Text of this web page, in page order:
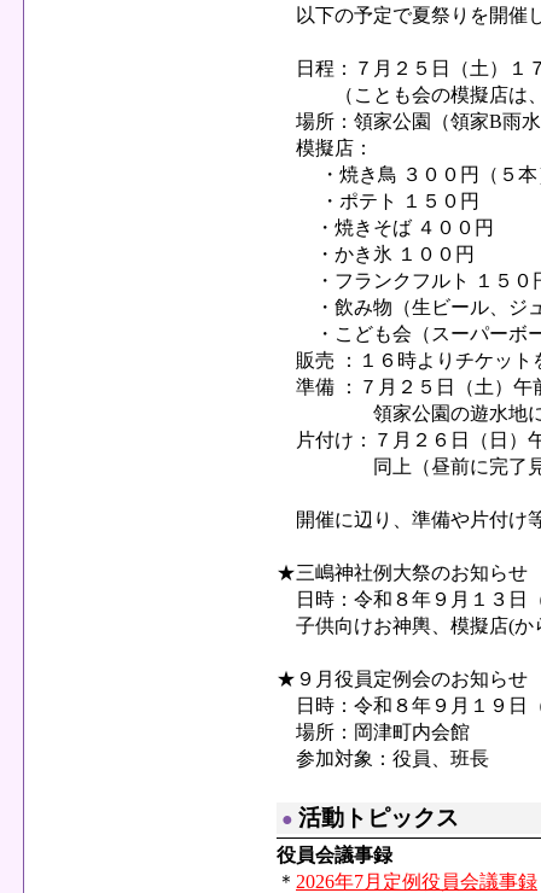
以下の予定で夏祭りを開催
日程：７月２５日（土）１
（ことも会の模擬店は、
場所：領家公園（領家B雨
模擬店：
・焼き鳥 ３００円（５本
・ポテト １５０円
・焼きそば ４００円
・かき氷 １００円
・フランクフルト １５０
・飲み物（生ビール、ジ
・こども会（スーパーボー
販売 ：１６時よりチケット
準備 ：７月２５日（土）午
領家公園の遊水地に集
片付け：７月２６日（日）
同上（昼前に完了見
開催に辺り、準備や片付け
★三嶋神社例大祭のお知らせ
日時：令和８年９月１３日
子供向けお神輿、模擬店(か
★９月役員定例会のお知らせ
日時：令和８年９月１９日
場所：岡津町内会館
参加対象：役員、班長
● 活動トピックス
役員会議事録
＊ 2026年7月定例役員会議事録